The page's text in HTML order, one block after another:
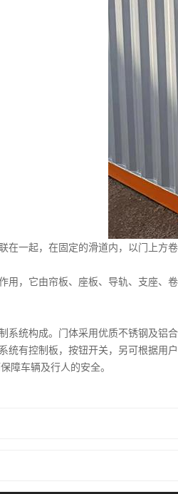
在一起，在固定的滑道内，以门上方
用，它由帘板、座板、导轨、支座、
系统构成。门体采用优质不锈钢及铝
统有控制板，按钮开关，另可根据用
障车辆及行人的安全。